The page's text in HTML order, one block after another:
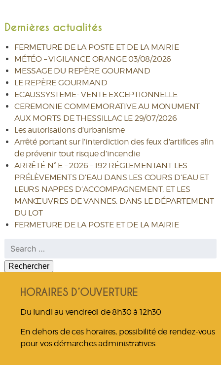
Dernières actualités
FERMETURE DE LA POSTE ET DE LA MAIRIE
MÉTÉO – VIGILANCE ORANGE 03/08/2026
MESSAGE DU REPÈRE GOURMAND
LE REPÈRE GOURMAND
ECAUSSYSTEME- VENTE EXCEPTIONNELLE
CEREMONIE COMMEMORATIVE AU MONUMENT
AUX MORTS DE THESSILLAC LE 29/07/2026
Les autorisations d’urbanisme
Arrêté portant sur l’interdiction des feux d’artifices afin
de prévenir tout risque d’incendie
ARRÊTÉ N° E – 2026 – 192 RÉGLEMENTANT LES
PRÉLÈVEMENTS D’EAU DANS LES COURS D’EAU ET
LEURS NAPPES D’ACCOMPAGNEMENT, ET LES
MANŒUVRES DE VANNES, DANS LE DÉPARTEMENT
DU LOT
FERMETURE DE LA POSTE ET DE LA MAIRIE
Rechercher :
HORAIRES D’OUVERTURE
Du lundi au vendredi de 8h30 à 12h30
En dehors de ces horaires, possibilité de rendez-vous
pour vos démarches administratives